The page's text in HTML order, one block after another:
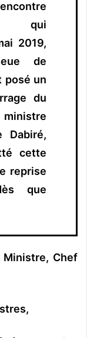
qui
2019,
de
posé un
du
Dabiré,
cette
reprise
que
Ministre, Chef